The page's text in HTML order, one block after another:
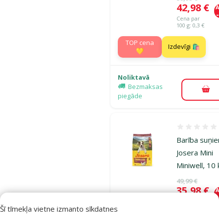
Šī tīmekļa vietne izmanto sīkdatnes
Cena
42,98 €
Cena par
100 g: 0,3 €
TOP cena
💛
Izdevīgi 🛍️
Noliktavā
Bezmaksas
piegāde
Barība
Josera Mini
Miniwell, 10
Oriģinālā
49,99 €
Cena
35,98 €